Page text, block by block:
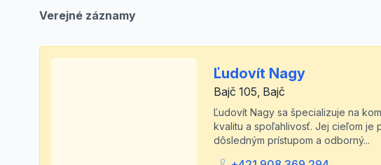
Verejné záznamy
Ľudovít Nagy
Bajč 105, Bajč
Ľudovít Nagy sa špecializuje na
kvalitu a spoľahlivosť. Jej cieľom je
dôsledným prístupom a odborný...